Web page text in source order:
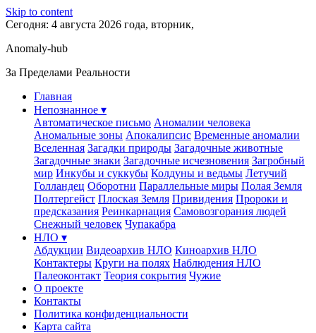
Skip to content
Сегодня: 4 августа 2026 года, вторник,
Anomaly-hub
За Пределами Реальности
Главная
Непознанное ▾
Автоматическое письмо Аномалии человека
Аномальные зоны Апокалипсис Временные аномалии
Вселенная Загадки природы Загадочные животные
Загадочные знаки Загадочные исчезновения Загробный
мир Инкубы и суккубы Колдуны и ведьмы Летучий
Голландец Оборотни Параллельные миры Полая Земля
Полтергейст Плоская Земля Привидения Пророки и
предсказания Реинкарнация Самовозгорания людей
Снежный человек Чупакабра
НЛО ▾
Абдукции Видеоархив НЛО Киноархив НЛО
Контактеры Круги на полях Наблюдения НЛО
Палеоконтакт Теория сокрытия Чужие
О проекте
Контакты
Политика конфиденциальности
Карта сайта